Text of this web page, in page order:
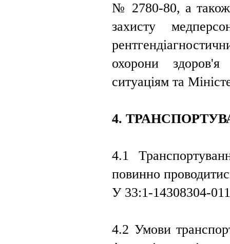
№ 2780-80, а також
захисту
охорони
ситуаціям та
4.
4.1
повинно
У 33:1-14308304-
4.2 Умови